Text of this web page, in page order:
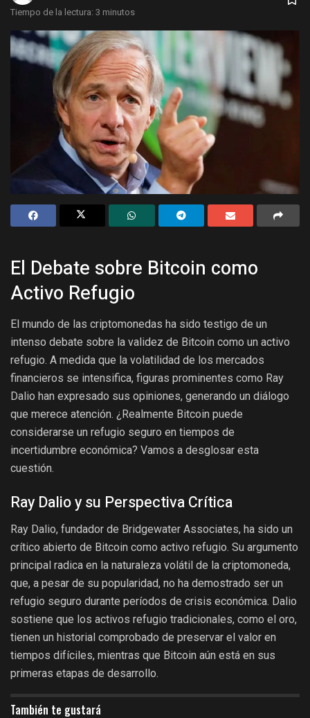
Tiempo de la lectura: 3 minutos
El Debate sobre Bitcoin como
Activo Refugio
El mundo de las criptomonedas ha sido testigo de un
intenso debate sobre la validez de Bitcoin como un activo
refugio. A medida que la volatilidad de los mercados
financieros se intensifica, figuras prominentes como Ray
Dalio han expresado sus opiniones, generando un diálogo
que merece atención. ¿Realmente Bitcoin puede
considerarse un refugio seguro en tiempos de
incertidumbre económica? Vamos a desglosar esta
cuestión.
Ray Dalio y su Perspectiva Crítica
Ray Dalio, fundador de Bridgewater Associates, ha sido un
crítico abierto de Bitcoin como activo refugio. Su argumento
principal radica en la naturaleza volátil de la criptomoneda,
que, a pesar de su popularidad, no ha demostrado ser un
refugio seguro durante períodos de crisis económica. Dalio
sostiene que los activos refugio tradicionales, como el oro,
tienen un historial comprobado de preservar el valor en
tiempos difíciles, mientras que Bitcoin aún está en sus
primeras etapas de desarrollo.
También te gustará